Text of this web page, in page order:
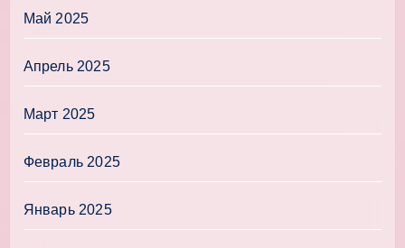
Май 2025
Апрель 2025
Март 2025
Февраль 2025
Январь 2025